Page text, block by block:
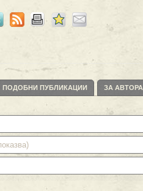
ПОДОБНИ ПУБЛИКАЦИИ ЗА АВТОРА